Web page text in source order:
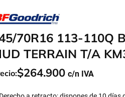
70R16 113-110Q
TERRAIN T/A
$264.900